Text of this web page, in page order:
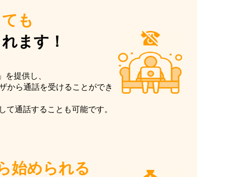
も
ます！
を提供し、
から通話を受けることができ
て通話することも可能です。
始められる